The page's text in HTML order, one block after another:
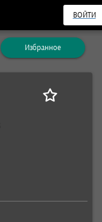
ВОЙТИ
Избранное